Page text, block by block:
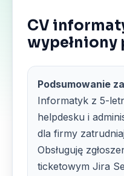
CV
wypełniony
Podsumowanie
Informatyk z 5-
helpdesku i
dla firmy
Obsługuję
ticketowym Jira